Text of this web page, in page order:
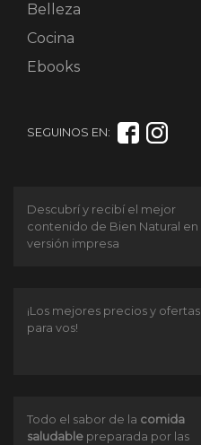
Belleza
Cocina
Ebooks
SEGUINOS EN:
Descubrí y recibí el mejor
contenido de Bien Natural en
versión impresa
¡Los mejores precios y ofertas
para vos!
Todo el sabor de la comida
saludable preparada por las